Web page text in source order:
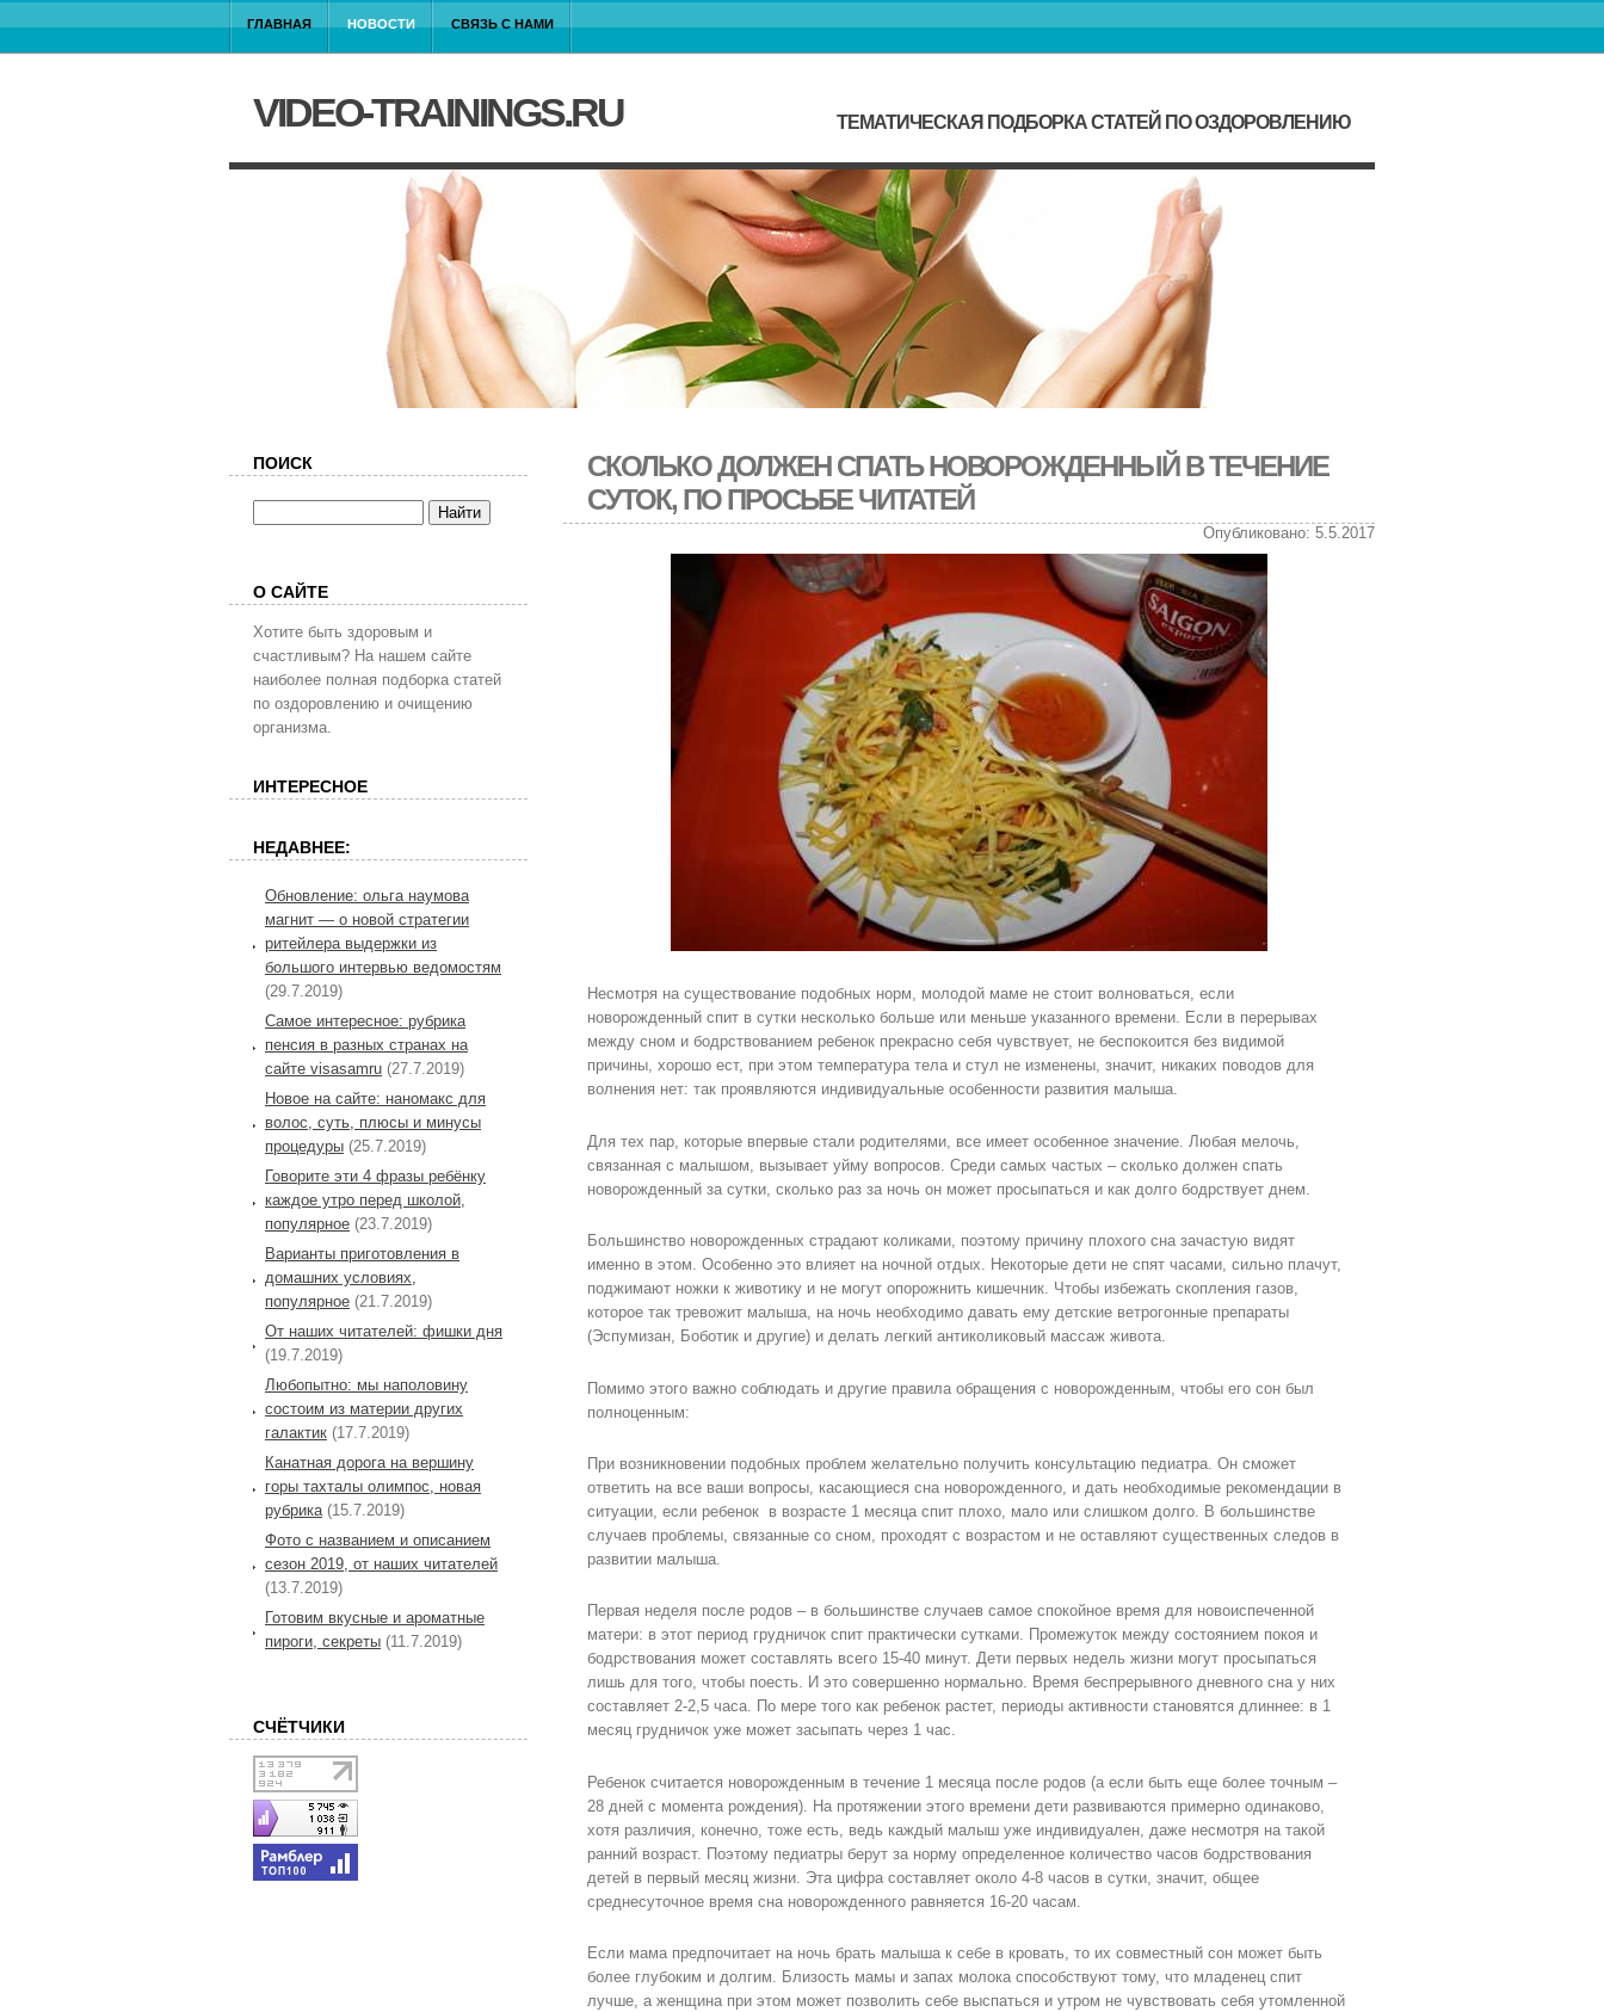
ГЛАВНАЯ НОВОСТИ СВЯЗЬ С НАМИ
VIDEO-TRAININGS.RU ТЕМАТИЧЕСКАЯ ПОДБОРКА СТАТЕЙ ПО ОЗДОРОВЛЕНИЮ
СКОЛЬКО ДОЛЖЕН СПАТЬ НОВОРОЖДЕННЫЙ В ТЕЧЕНИЕ
СУТОК, ПО ПРОСЬБЕ ЧИТАТЕЙ
Опубликовано: 5.5.2017
Несмотря на существование подобных норм, молодой маме не стоит волноваться, если
новорожденный спит в сутки несколько больше или меньше указанного времени. Если в перерывах
между сном и бодрствованием ребенок прекрасно себя чувствует, не беспокоится без видимой
причины, хорошо ест, при этом температура тела и стул не изменены, значит, никаких поводов для
волнения нет: так проявляются индивидуальные особенности развития малыша.
Для тех пар, которые впервые стали родителями, все имеет особенное значение. Любая мелочь,
связанная с малышом, вызывает уйму вопросов. Среди самых частых – сколько должен спать
новорожденный за сутки, сколько раз за ночь он может просыпаться и как долго бодрствует днем.
Большинство новорожденных страдают коликами, поэтому причину плохого сна зачастую видят
именно в этом. Особенно это влияет на ночной отдых. Некоторые дети не спят часами, сильно плачут,
поджимают ножки к животику и не могут опорожнить кишечник. Чтобы избежать скопления газов,
которое так тревожит малыша, на ночь необходимо давать ему детские ветрогонные препараты
(Эспумизан, Боботик и другие) и делать легкий антиколиковый массаж живота.
Помимо этого важно соблюдать и другие правила обращения с новорожденным, чтобы его сон был
полноценным:
При возникновении подобных проблем желательно получить консультацию педиатра. Он сможет
ответить на все ваши вопросы, касающиеся сна новорожденного, и дать необходимые рекомендации в
ситуации, если ребенок в возрасте 1 месяца спит плохо, мало или слишком долго. В большинстве
случаев проблемы, связанные со сном, проходят с возрастом и не оставляют существенных следов в
развитии малыша.
Первая неделя после родов – в большинстве случаев самое спокойное время для новоиспеченной
матери: в этот период грудничок спит практически сутками. Промежуток между состоянием покоя и
бодрствования может составлять всего 15-40 минут. Дети первых недель жизни могут просыпаться
лишь для того, чтобы поесть. И это совершенно нормально. Время беспрерывного дневного сна у них
составляет 2-2,5 часа. По мере того как ребенок растет, периоды активности становятся длиннее: в 1
месяц грудничок уже может засыпать через 1 час.
Ребенок считается новорожденным в течение 1 месяца после родов (а если быть еще более точным –
28 дней с момента рождения). На протяжении этого времени дети развиваются примерно одинаково,
хотя различия, конечно, тоже есть, ведь каждый малыш уже индивидуален, даже несмотря на такой
ранний возраст. Поэтому педиатры берут за норму определенное количество часов бодрствования
детей в первый месяц жизни. Эта цифра составляет около 4-8 часов в сутки, значит, общее
среднесуточное время сна новорожденного равняется 16-20 часам.
Если мама предпочитает на ночь брать малыша к себе в кровать, то их совместный сон может быть
более глубоким и долгим. Близость мамы и запах молока способствуют тому, что младенец спит
лучше, а женщина при этом может позволить себе выспаться и утром не чувствовать себя утомленной
ПОИСК
О САЙТЕ
Хотите быть здоровым и
счастливым? На нашем сайте
наиболее полная подборка статей
по оздоровлению и очищению
организма.
ИНТЕРЕСНОЕ
НЕДАВНЕЕ:
Обновление: ольга наумова
магнит — о новой стратегии
ритейлера выдержки из
большого интервью ведомостям
(29.7.2019)
Самое интересное: рубрика
пенсия в разных странах на
сайте visasamru (27.7.2019)
Новое на сайте: наномакс для
волос, суть, плюсы и минусы
процедуры (25.7.2019)
Говорите эти 4 фразы ребёнку
каждое утро перед школой,
популярное (23.7.2019)
Варианты приготовления в
домашних условиях,
популярное (21.7.2019)
От наших читателей: фишки дня
(19.7.2019)
Любопытно: мы наполовину
состоим из материи других
галактик (17.7.2019)
Канатная дорога на вершину
горы тахталы олимпос, новая
рубрика (15.7.2019)
Фото с названием и описанием
сезон 2019, от наших читателей
(13.7.2019)
Готовим вкусные и ароматные
пироги, секреты (11.7.2019)
СЧЁТЧИКИ